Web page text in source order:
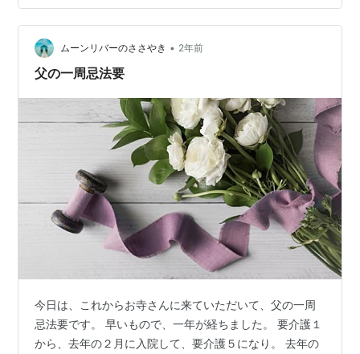
今どこ？』って顔している次男、『ぼく、そんなに早く
ひらがな読めませんけど』の三男と一緒に過ごしまし
た。 三者三様。 三男は読めないけど読みたい思いが強く
て、一人だけ…
ムーンリバーのささやき • 2年前
父の一周忌法要
今日は、これからお寺さんに来ていただいて、父の一周
忌法要です。 早いもので、一年が経ちました。 要介護１
から、去年の２月に入院して、要介護５になり。 去年の